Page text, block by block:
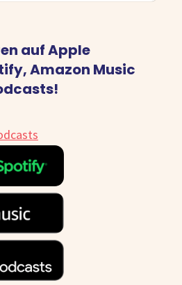
auf Apple
Amazon Music